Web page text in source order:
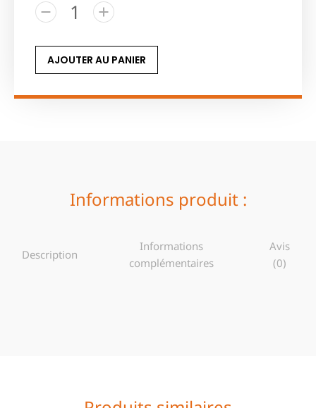
AJOUTER AU PANIER
Informations produit :
Description
Informations
complémentaires
Avis
(0)